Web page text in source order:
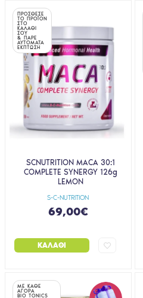
ΠΡΟΣΘΕΣΕ
ΤΟ ΠΡΟΪΟΝ
ΣΤΟ
ΚΑΛΑΘΙ
ΣΟΥ
& ΠΑΡΕ
ΑΥΤΟΜΑΤΑ
ΕΚΠΤΩΣΗ
S-C-NUTRITION
SCNUTRITION MACA 30:1
COMPLETE SYNERGY 126g
LEMON
69,00€
ΚΑΛΆΘΙ
ΜΕ ΚΑΘΕ
ΑΓΟΡΑ
BIO TONICS